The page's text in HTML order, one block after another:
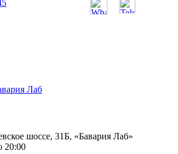
Лаб
шоссе, 31Б, «Бавария Лаб»
20:00